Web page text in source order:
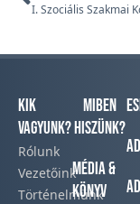
I. Szociális Szakmai
Kik
vagyunk?
Rólunk
Vezetőink
Történelmünk​
Miben
hiszünk?
Média &
Könyv